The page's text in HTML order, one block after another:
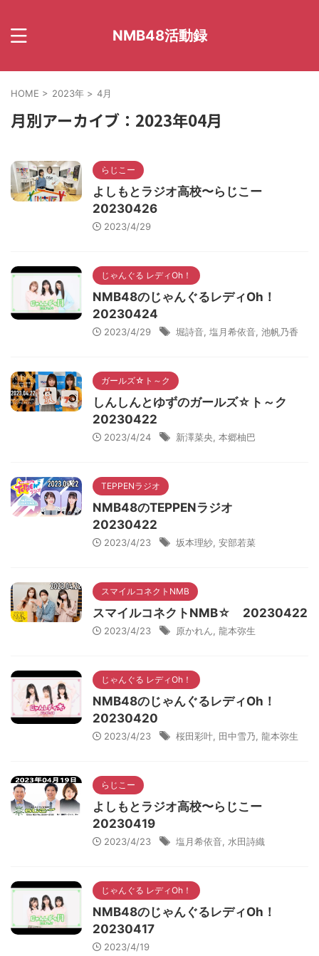
NMB48活動録
HOME > 2023年 > 4月
月別アーカイブ：2023年04月
らじこー
よしもとラジオ高校〜らじこー
20230426
2023/4/29
じゃんぐる レディOh！
NMB48のじゃんぐるレディOh！
20230424
2023/4/29 堀詩音 塩月希依音 池帆乃香
ガールズ☆ト～ク
しんしんとゆずのガールズ☆ト～ク
20230422
2023/4/24 新澤菜央 本郷柚巴
TEPPENラジオ
NMB48のTEPPENラジオ
20230422
2023/4/23 坂本理紗 安部若菜
スマイルコネクトNMB
スマイルコネクトNMB☆ 20230422
2023/4/23 原かれん 龍本弥生
じゃんぐる レディOh！
NMB48のじゃんぐるレディOh！
20230420
2023/4/23 桜田彩叶 田中雪乃 龍本弥生
らじこー
よしもとラジオ高校〜らじこー
20230419
2023/4/23 塩月希依音 水田詩織
じゃんぐる レディOh！
NMB48のじゃんぐるレディOh！
20230417
2023/4/19